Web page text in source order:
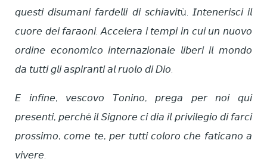
𝘲𝘶𝘦𝘴𝘵𝘪 𝘥𝘪𝘴𝘶𝘮𝘢𝘯𝘪 𝘧𝘢𝘳𝘥𝘦𝘭𝘭𝘪 𝘥𝘪 𝘴𝘤𝘩𝘪𝘢𝘷𝘪𝘵ù. 𝘐𝘯𝘵𝘦𝘯𝘦𝘳𝘪𝘴𝘤𝘪 𝘪𝘭
𝘤𝘶𝘰𝘳𝘦 𝘥𝘦𝘪 𝘧𝘢𝘳𝘢𝘰𝘯𝘪. 𝘈𝘤𝘤𝘦𝘭𝘦𝘳𝘢 𝘪 𝘵𝘦𝘮𝘱𝘪 𝘪𝘯 𝘤𝘶𝘪 𝘶𝘯 𝘯𝘶𝘰𝘷𝘰
𝘰𝘳𝘥𝘪𝘯𝘦 𝘦𝘤𝘰𝘯𝘰𝘮𝘪𝘤𝘰 𝘪𝘯𝘵𝘦𝘳𝘯𝘢𝘻𝘪𝘰𝘯𝘢𝘭𝘦 𝘭𝘪𝘣𝘦𝘳𝘪 𝘪𝘭 𝘮𝘰𝘯𝘥𝘰
𝘥𝘢 𝘵𝘶𝘵𝘵𝘪 𝘨𝘭𝘪 𝘢𝘴𝘱𝘪𝘳𝘢𝘯𝘵𝘪 𝘢𝘭 𝘳𝘶𝘰𝘭𝘰 𝘥𝘪 𝘋𝘪𝘰.
𝘌 𝘪𝘯𝘧𝘪𝘯𝘦, 𝘷𝘦𝘴𝘤𝘰𝘷𝘰 𝘛𝘰𝘯𝘪𝘯𝘰, 𝘱𝘳𝘦𝘨𝘢 𝘱𝘦𝘳 𝘯𝘰𝘪 𝘲𝘶𝘪
𝘱𝘳𝘦𝘴𝘦𝘯𝘵𝘪, 𝘱𝘦𝘳𝘤𝘩é 𝘪𝘭 𝘚𝘪𝘨𝘯𝘰𝘳𝘦 𝘤𝘪 𝘥𝘪𝘢 𝘪𝘭 𝘱𝘳𝘪𝘷𝘪𝘭𝘦𝘨𝘪𝘰 𝘥𝘪 𝘧𝘢𝘳𝘤𝘪
𝘱𝘳𝘰𝘴𝘴𝘪𝘮𝘰, 𝘤𝘰𝘮𝘦 𝘵𝘦, 𝘱𝘦𝘳 𝘵𝘶𝘵𝘵𝘪 𝘤𝘰𝘭𝘰𝘳𝘰 𝘤𝘩𝘦 𝘧𝘢𝘵𝘪𝘤𝘢𝘯𝘰 𝘢
𝘷𝘪𝘷𝘦𝘳𝘦.